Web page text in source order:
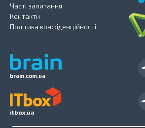
brain.com.ua
Часті запитання
Контакти
Політика конфіденційності
itbox.ua